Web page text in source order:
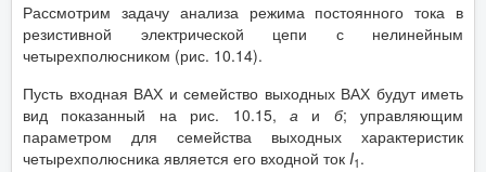
Рассмотрим задачу анализа режима постоянного тока в
резистивной электрической цепи с нелинейным
четырехполюсником (рис. 10.14).
Пусть входная ВАХ и семейство выходных ВАХ будут иметь
вид показанный на рис. 10.15, аи б; управляющим
параметром для семейства выходных характеристик
четырехполюсника является его входной ток I1 .